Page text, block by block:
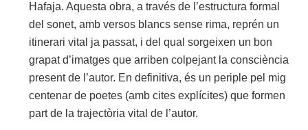
Hafaja. Aquesta obra, a través de l’estructura formal
del sonet, amb versos blancs sense rima, reprén un
itinerari vital ja passat, i del qual sorgeixen un bon
grapat d’imatges que arriben colpejant la consciència
present de l’autor. En definitiva, és un periple pel mig
centenar de poetes (amb cites explícites) que formen
part de la trajectòria vital de l’autor.